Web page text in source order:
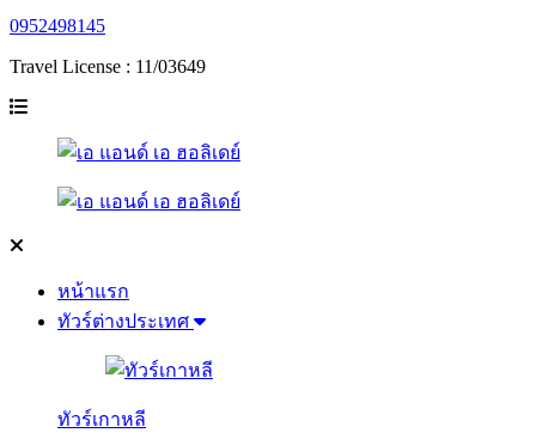
0952498145
Travel License : 11/03649
หน้าแรก
ทัวร์ต่างประเทศ
ทัวร์เกาหลี